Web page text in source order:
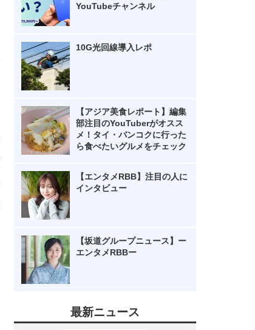
YouTubeチャンネル
10G光回線導入レポ
【アジア美食レポート】編集
部注目のYouTuberがオスス
メ！タイ・バンコクに行った
ら食べたいグルメをチェック
【エンタメRBB】注目の人に
インタビュー
【坂道グループニュース】ー
エンタメRBBー
最新ニュース